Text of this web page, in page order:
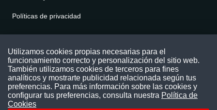
Políticas de privacidad
Puede comunicarse con nosotros a través
nuestras redes sociales o del correo:
contacto@convocatoriasdetrabajo.com
Siguenos en:
Utilizamos cookies propias necesarias para el
funcionamiento correcto y personalización del sitio web.
También utilizamos cookies de terceros para fines
analíticos y mostrarte publicidad relacionada según tus
preferencias. Para más información sobre las cookies y
configurar tus preferencias, consulta nuestra Política de
Cookies